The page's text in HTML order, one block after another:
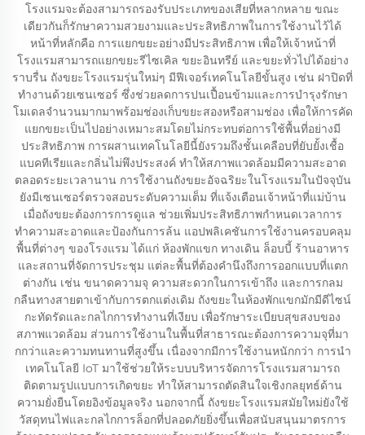
โรงแรมจะต้องสามารถรองรับประเภทของเสียที่หลากหลาย ขณะ
เดียวกันก็รักษาความสวยงามและประสิทธิภาพในการใช้งานไว้ได้
หน้าที่หลักคือ การแยกขยะอย่างมีประสิทธิภาพ เพื่อให้เจ้าหน้าที่
โรงแรมสามารถแยกขยะรีไซเคิล ขยะอินทรีย์ และขยะทั่วไปได้อย่าง
ราบรื่น ถังขยะโรงแรมรุ่นใหม่ๆ มีฟีเจอร์เทคโนโลยีขั้นสูง เช่น ฝาปิดที่
ทำงานด้วยเซนเซอร์ ซึ่งช่วยลดการปนเปื้อนข้ามและการบำรุงรักษา
โมเดลจำนวนมากมาพร้อมช่องเก็บขยะสองหรือสามช่อง เพื่อให้การคัด
แยกขยะเป็นไปอย่างเหมาะสมโดยไม่กระทบต่อการใช้พื้นที่อย่างมี
ประสิทธิภาพ การผสานเทคโนโลยีนี้ยังรวมถึงชั้นเคลือบที่ยับยั้งเชื้อ
แบคทีเรียและกลิ่นไม่พึงประสงค์ ทำให้สภาพแวดล้อมมีความสะอาด
ตลอดระยะเวลานาน การใช้งานถังขยะอัจฉริยะในโรงแรมในปัจจุบัน
ยังมีเซนเซอร์ตรวจสอบระดับความเต็ม ที่แจ้งเตือนเจ้าหน้าที่แม่บ้าน
เมื่อถังขยะต้องการการดูแล ช่วยเพิ่มประสิทธิภาพกำหนดเวลาการ
ทำความสะอาดและป้องกันการล้น แอปพลิเคชันการใช้งานครอบคลุม
พื้นที่ต่างๆ ของโรงแรม ได้แก่ ห้องพักแขก ทางเดิน ล็อบบี้ ร้านอาหาร
และสถานที่จัดการประชุม แต่ละพื้นที่ต้องคำนึงถึงการออกแบบที่แตก
ต่างกัน เช่น ขนาดความจุ ความสะดวกในการเข้าถึง และการกลม
กลืนทางสายตาเข้ากับการตกแต่งเดิม ถังขยะในห้องพักแขกมักมีดีไซน์
กะทัดรัดและกลไกการทำงานที่เงียบ เพื่อรักษาระเบียบสุขสงบของ
สภาพแวดล้อม ส่วนการใช้งานในพื้นที่สาธารณะต้องการความจุที่มา
กกว่าและความทนทานที่สูงขึ้น เนื่องจากมีการใช้งานหนักกว่า การนำ
เทคโนโลยี IoT มาใช้ช่วยให้ระบบบริหารจัดการโรงแรมสามารถ
ติดตามรูปแบบการเกิดขยะ ทำให้สามารถตัดสินใจเชิงกลยุทธ์ด้าน
ความยั่งยืนโดยอิงข้อมูลจริง นอกจากนี้ ถังขยะโรงแรมสมัยใหม่ยังใช้
วัสดุทนไฟและกลไกการล็อกที่ปลอดภัยยิ่งขึ้นเพื่อสนับสนุนมาตรการ